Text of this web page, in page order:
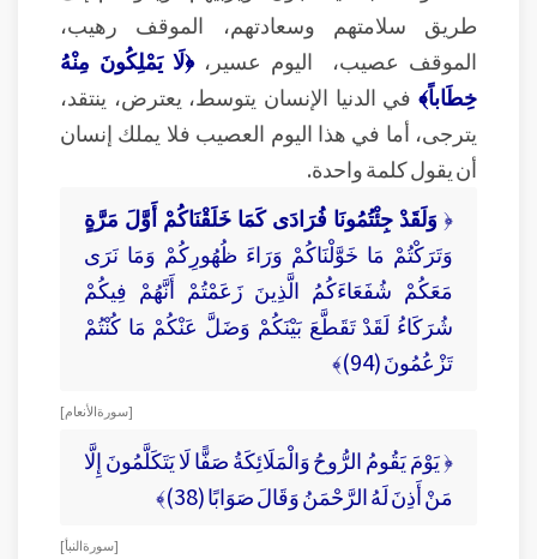
طريق سلامتهم وسعادتهم، الموقف رهيب،
الموقف عصيب، اليوم عسير،﴿لَا يَمْلِكُونَ مِنْهُ
خِطَاباً﴾ في الدنيا الإنسان يتوسط، يعترض، ينتقد،
يترجى، أما في هذا اليوم العصيب فلا يملك إنسان
أن يقول كلمة واحدة.
﴿ وَلَقَدْ جِئْتُمُونَا فُرَادَى كَمَا خَلَقْنَاكُمْ أَوَّلَ مَرَّةٍ
وَتَرَكْتُمْ مَا خَوَّلْنَاكُمْ وَرَاءَ ظُهُورِكُمْ وَمَا نَرَى
مَعَكُمْ شُفَعَاءَكُمُ الَّذِينَ زَعَمْتُمْ أَنَّهُمْ فِيكُمْ
شُرَكَاءُ لَقَدْ تَقَطَّعَ بَيْنَكُمْ وَضَلَّ عَنْكُمْ مَا كُنْتُمْ
تَزْعُمُونَ (94)﴾
[ سورة الأنعام ]
﴿ يَوْمَ يَقُومُ الرُّوحُ وَالْمَلَائِكَةُ صَفًّا لَا يَتَكَلَّمُونَ إِلَّا
مَنْ أَذِنَ لَهُ الرَّحْمَنُ وَقَالَ صَوَابًا (38)﴾
[ سورة النبأ ]